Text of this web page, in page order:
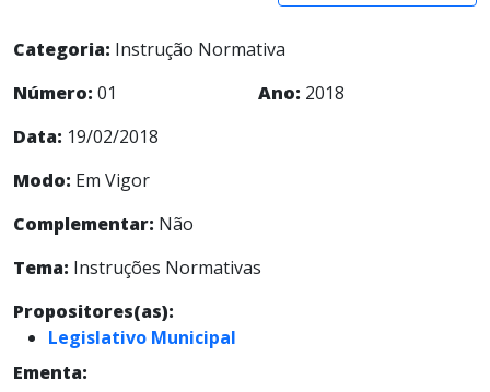
Categoria: Instrução Normativa
Número: 01 Ano: 2018
Data: 19/02/2018
Modo: Em Vigor
Complementar: Não
Tema: Instruções Normativas
Propositores(as):
Legislativo Municipal
Ementa: